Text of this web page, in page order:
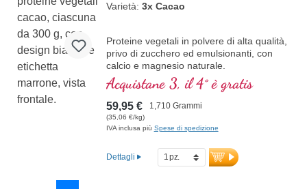
Varietà: 3x Cacao
Proteine vegetali in polvere di alta qualità,
privo di zucchero ed emulsionanti, con
calcio e magnesio naturale.
Acquistane 3, il 4° è gratis
59,95 € 1,710 Grammi
(35,06 €/kg)
IVA inclusa più Spese di spedizione
Dettagli